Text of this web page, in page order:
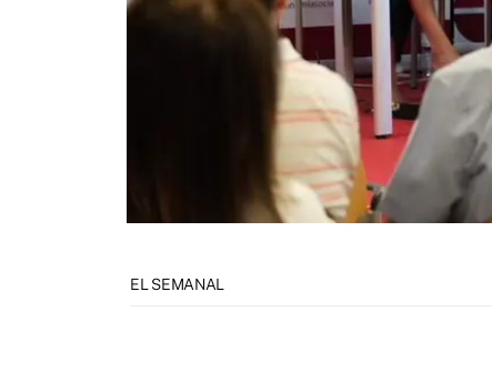
EL SEMANAL